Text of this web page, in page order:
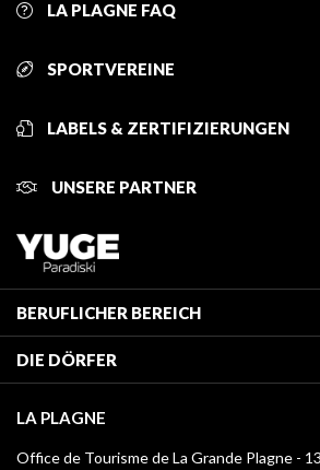
LA PLAGNE FAQ
SPORTVEREINE
LABELS & ZERTIFIZIERUNGEN
UNSERE PARTNER
BERUFLICHER BEREICH
Mitglied des Fremdenverkehrsamtes werden
Klassifizierung von Möbeln
Kurtaxe
Mediathek
DIE DÖRFER
Montchavin - Les Coches
Champagny-en-Vanoise
LA PLAGNE
Office de Tourisme de La Grande Plagne -